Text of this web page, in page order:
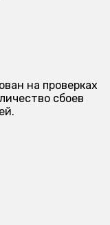
на проверках
сбоев